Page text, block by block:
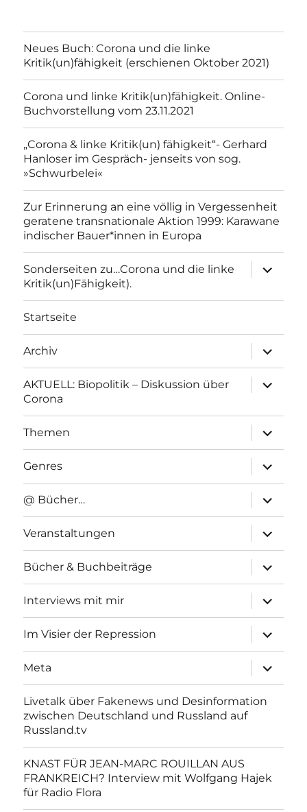
Neues Buch: Corona und die linke
Kritik(un)fähigkeit (erschienen Oktober 2021)
Corona und linke Kritik(un)fähigkeit. Online-
Buchvorstellung vom 23.11.2021
„Corona & linke Kritik(un) fähigkeit“- Gerhard
Hanloser im Gespräch- jenseits von sog.
»Schwurbelei«
Zur Erinnerung an eine völlig in Vergessenheit
geratene transnationale Aktion 1999: Karawane
indischer Bauer*innen in Europa
Sonderseiten zu…Corona und die linke
Kritik(un)Fähigkeit).
anzeigen
Startseite
Archiv
anzeigen
AKTUELL: Biopolitik – Diskussion über
Corona
anzeigen
Themen
anzeigen
Genres
anzeigen
@ Bücher…
anzeigen
Veranstaltungen
anzeigen
Bücher & Buchbeiträge
anzeigen
Interviews mit mir
anzeigen
Im Visier der Repression
anzeigen
Meta
anzeigen
Livetalk über Fakenews und Desinformation
zwischen Deutschland und Russland auf
Russland.tv
KNAST FÜR JEAN-MARC ROUILLAN AUS
FRANKREICH? Interview mit Wolfgang Hajek
für Radio Flora